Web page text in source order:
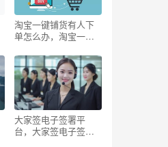
淘宝一键铺货有人下
单怎么办，淘宝一键
一键铺货要注意哪
些-？
大家签电子签署平
台，大家签电子签署